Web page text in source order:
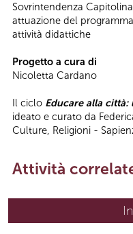
Sovrintendenza
attuazione del
attività didattiche
Progetto a cura di
Nicoletta Cardano
Il ciclo Educare alla
ideato e curato da
Culture, Religioni -
Attività